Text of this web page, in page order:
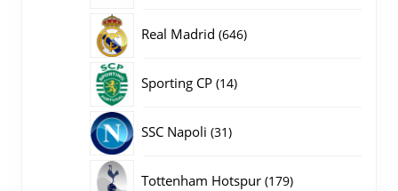
Real Madrid 646646
Sporting CP 1414
SSC Napoli 3131
Tottenham Hotspur 179179